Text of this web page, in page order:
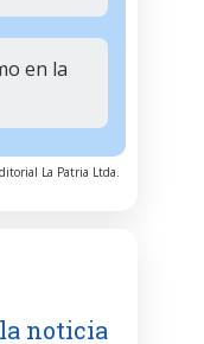
en la
La Patria Ltda.
noticia